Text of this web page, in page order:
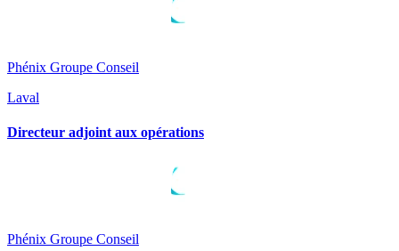
Phénix Groupe Conseil
Laval
Directeur adjoint aux opérations
Phénix Groupe Conseil